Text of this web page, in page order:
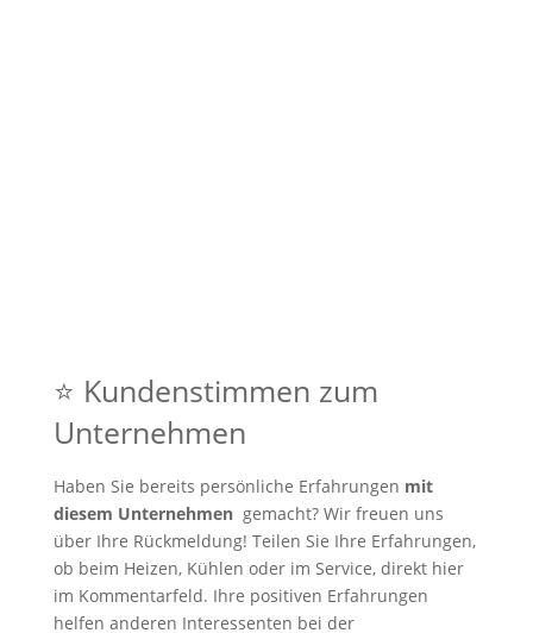
⭐ Kundenstimmen zum
Unternehmen
Haben Sie bereits persönliche Erfahrungen mit
diesem Unternehmen gemacht? Wir freuen uns
über Ihre Rückmeldung! Teilen Sie Ihre Erfahrungen,
ob beim Heizen, Kühlen oder im Service, direkt hier
im Kommentarfeld. Ihre positiven Erfahrungen
helfen anderen Interessenten bei der